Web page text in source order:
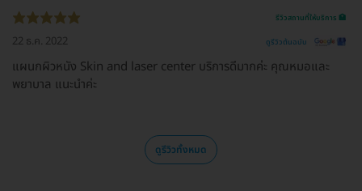
รีวิวสถานที่ให้บริการ 🏥
22 ธ.ค. 2022 ดูรีวิวต้นฉบับ
แผนกผิวหนัง Skin and laser center บริการดีมากค่ะ คุณหมอและ
พยาบาล แนะนำค่ะ
ดูรีวิวทั้งหมด